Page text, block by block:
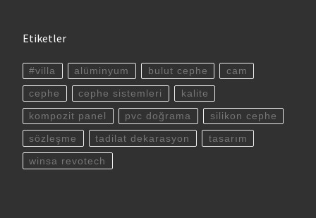
Etiketler
#villa alüminyum bulut cephe cam
cephe cephe sistemleri kalite
kompozit panel pvc doğrama silikon cephe
sözleşme tadilat dekarasyon tasarım
winsa revotech